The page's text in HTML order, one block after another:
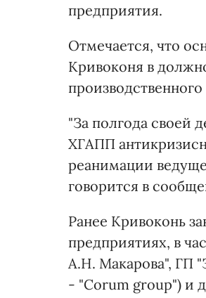
предприятия.
Отмечается, что
Кривоконя в
"За полгода своей
ХГАПП
реанимации
говорится в
Ранее Кривоконь
предприятиях, в
А.Н. Макарова", ГП
- "Corum group") и